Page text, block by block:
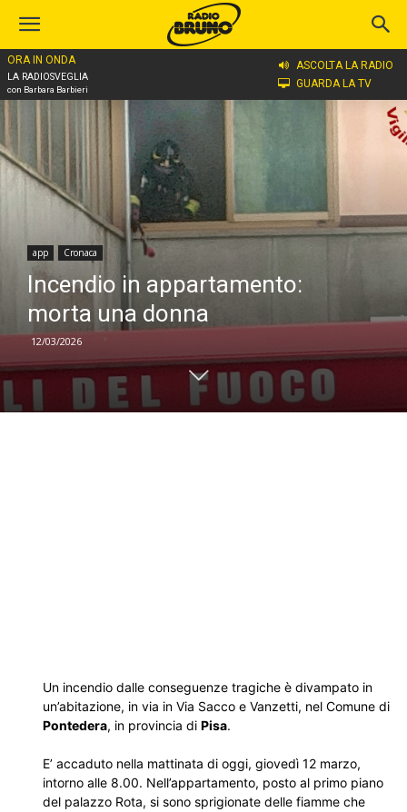
ORA IN ONDA
LA RADIOSVEGLIA
con Barbara Barbieri
ASCOLTA LA RADIO
GUARDA LA TV
Home
app Cronaca
Incendio in appartamento:
morta una donna
12/03/2026
Un incendio dalle conseguenze tragiche è divampato in
un’abitazione, in via in Via Sacco e Vanzetti, nel Comune di
Pontedera, in provincia di Pisa.
E’ accaduto nella mattinata di oggi, giovedì 12 marzo,
intorno alle 8.00. Nell’appartamento, posto al primo piano
del palazzo Rota, si sono sprigionate delle fiamme che